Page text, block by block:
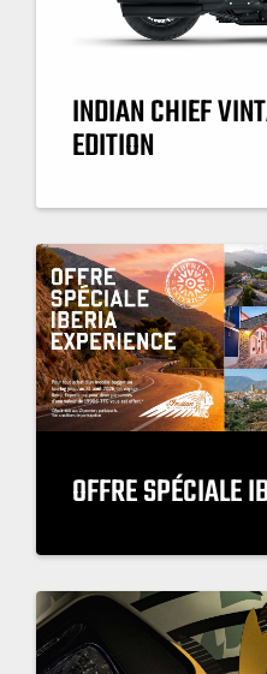
INDIAN CHIEF
EDITION
OFFRE SPÉCIALE